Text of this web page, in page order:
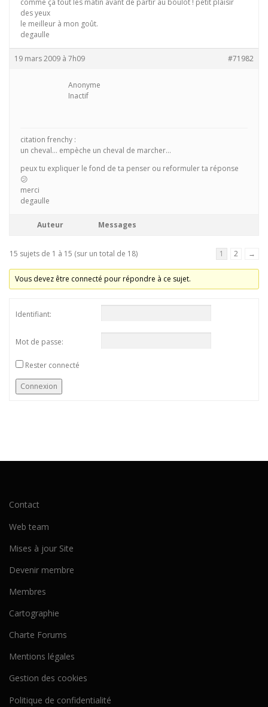
comme ça tout les matin avant de partir au boulot ! petit plaisir
des yeux
le meilleur à mon goût.
degaulle
19 mars 2009 à 7h09 #71982
Anonyme
Inactif
citation frenchy :
un cheval… empèche un cheval de marcher…
peux tu expliquer le fond de ta penser ou reformuler ta réponse
😕
merci
degaulle
Auteur Messages
15 sujets de 1 à 15 (sur un total de 18) 1 2 →
Vous devez être connecté pour répondre à ce sujet.
Identifiant:
Mot de passe:
Rester connecté
Connexion
Contact
Web team
Mises à jour Site
Devenir membre
Membres
Cartographie
Charte Forums
Mentions légales
Gestion des cookies
Politique de confidentialité